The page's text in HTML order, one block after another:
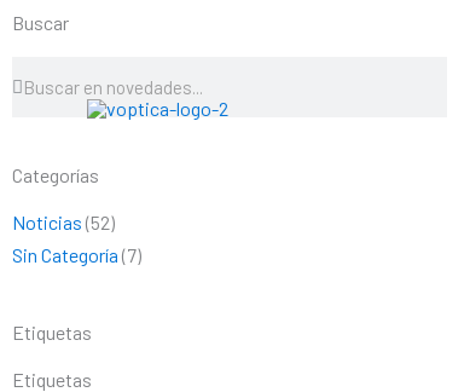
Buscar
Categorías
Noticias (52)
Sin Categoría (7)
Etiquetas
Etiquetas